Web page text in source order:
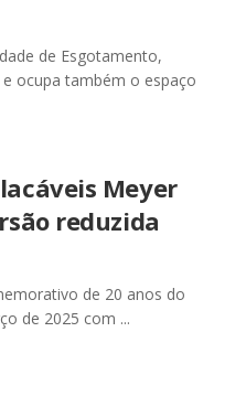
de Esgotamento,
ocupa também o espaço
Meyer
reduzida
de 20 anos do
de 2025 com ...